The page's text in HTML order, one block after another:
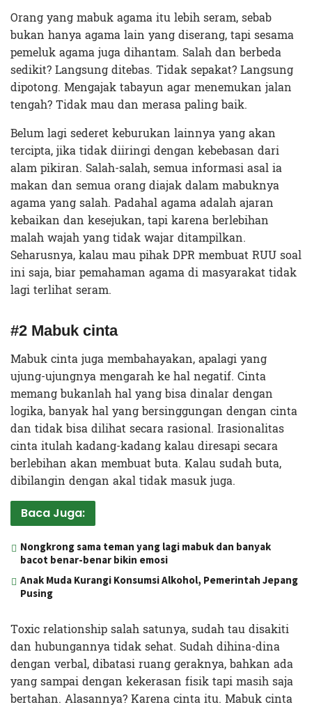
Orang yang mabuk agama itu lebih seram, sebab
bukan hanya agama lain yang diserang, tapi sesama
pemeluk agama juga dihantam. Salah dan berbeda
sedikit? Langsung ditebas. Tidak sepakat? Langsung
dipotong. Mengajak tabayun agar menemukan jalan
tengah? Tidak mau dan merasa paling baik.
Belum lagi sederet keburukan lainnya yang akan
tercipta, jika tidak diiringi dengan kebebasan dari
alam pikiran. Salah-salah, semua informasi asal ia
makan dan semua orang diajak dalam mabuknya
agama yang salah. Padahal agama adalah ajaran
kebaikan dan kesejukan, tapi karena berlebihan
malah wajah yang tidak wajar ditampilkan.
Seharusnya, kalau mau pihak DPR membuat RUU soal
ini saja, biar pemahaman agama di masyarakat tidak
lagi terlihat seram.
#2 Mabuk cinta
Mabuk cinta juga membahayakan, apalagi yang
ujung-ujungnya mengarah ke hal negatif. Cinta
memang bukanlah hal yang bisa dinalar dengan
logika, banyak hal yang bersinggungan dengan cinta
dan tidak bisa dilihat secara rasional. Irasionalitas
cinta itulah kadang-kadang kalau diresapi secara
berlebihan akan membuat buta. Kalau sudah buta,
dibilangin dengan akal tidak masuk juga.
Baca Juga:
Nongkrong sama teman yang lagi mabuk dan banyak
bacot benar-benar bikin emosi
Anak Muda Kurangi Konsumsi Alkohol, Pemerintah Jepang
Pusing
Toxic relationship salah satunya, sudah tau disakiti
dan hubungannya tidak sehat. Sudah dihina-dina
dengan verbal, dibatasi ruang geraknya, bahkan ada
yang sampai dengan kekerasan fisik tapi masih saja
bertahan. Alasannya? Karena cinta itu. Mabuk cinta